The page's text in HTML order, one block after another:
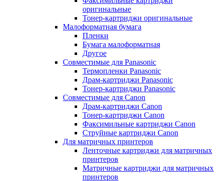
оригинальные
Тонер-картриджи оригинальные
Малоформатная бумага
Пленки
Бумага малоформатная
Другое
Совместимые для Panasonic
Термопленки Panasonic
Драм-картриджи Panasonic
Тонер-картриджи Panasonic
Совместимые для Canon
Драм-картриджи Canon
Тонер-картриджи Canon
Факсимильные картриджи Canon
Струйные картриджи Canon
Для матричных принтеров
Ленточные картриджи для матричных
принтеров
Матричные картриджи для матричных
принтеров